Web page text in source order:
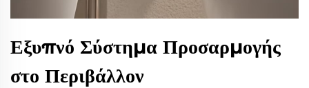
Εξυπνό Σύστημα Προσαρμογής
στο Περιβάλλον